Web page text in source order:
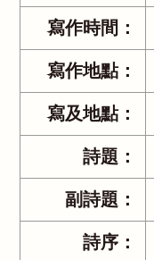
寫作時間：
寫作地點：
寫及地點：
詩題：
副詩題：
詩序：